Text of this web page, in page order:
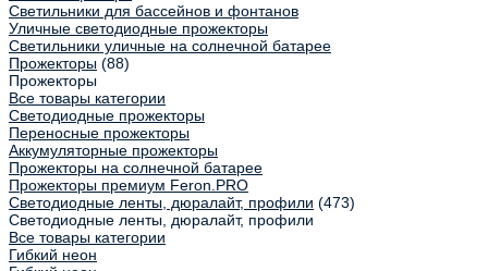
Светильники для бассейнов и фонтанов
Уличные светодиодные прожекторы
Светильники уличные на солнечной батарее
Прожекторы (88)
Прожекторы
Все товары категории
Светодиодные прожекторы
Переносные прожекторы
Аккумуляторные прожекторы
Прожекторы на солнечной батарее
Прожекторы премиум Feron.PRO
Светодиодные ленты, дюралайт, профили (473)
Светодиодные ленты, дюралайт, профили
Все товары категории
Гибкий неон